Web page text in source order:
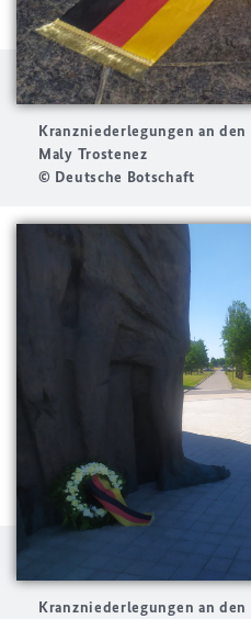
Kranzniederlegungen an
Maly Trostenez
© Deutsche Botschaft
Kranzniederlegungen an